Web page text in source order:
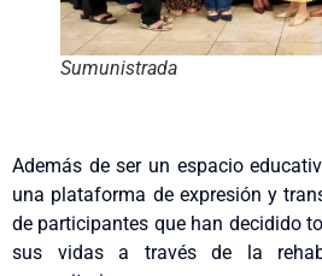
Sumunistrada
Además de ser un espacio
una plataforma de expresión y
de participantes que han decidido
sus vidas a través de la